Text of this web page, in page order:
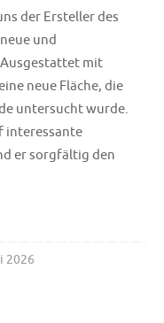
der Ersteller des
und
mit
neue Fläche, die
untersucht wurde.
interessante
er sorgfältig den
2026